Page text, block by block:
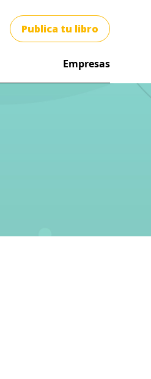
Publica tu libro
Empresas